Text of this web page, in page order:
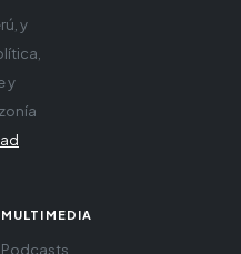
y
y
MULTIMEDIA
Podcasts